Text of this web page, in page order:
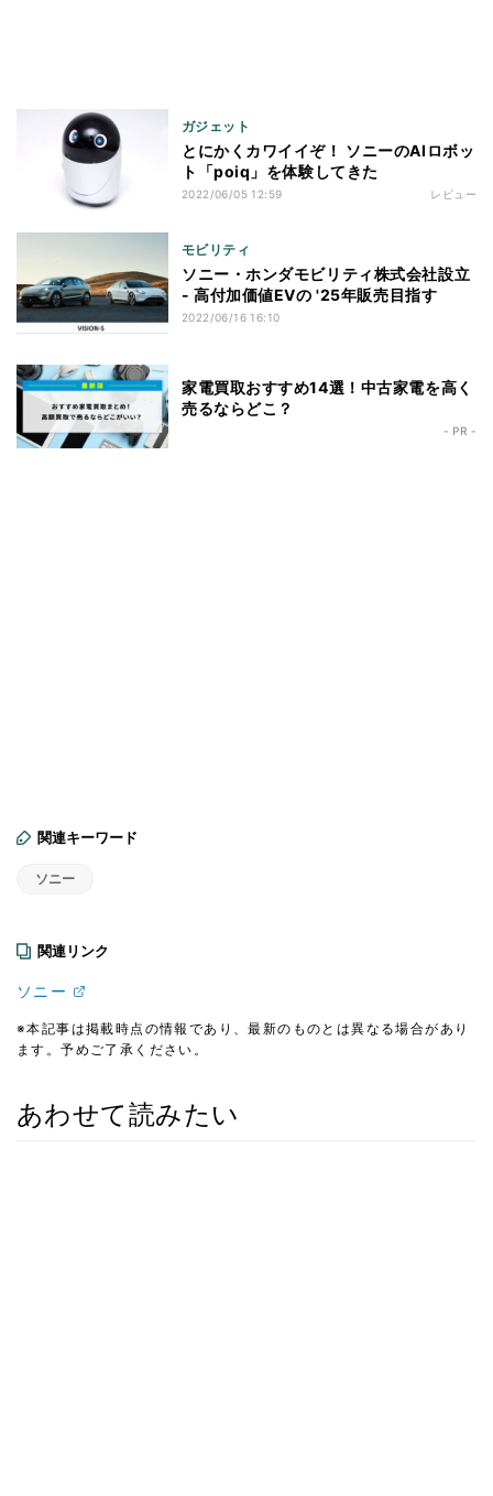
ガジェット
とにかくカワイイぞ！ ソニーのAIロボッ
ト「poiq」を体験してきた
2022/06/05 12:59 レビュー
モビリティ
ソニー・ホンダモビリティ株式会社設立
- 高付加価値EVの '25年販売目指す
2022/06/16 16:10
家電買取おすすめ14選！中古家電を高く
売るならどこ？
- PR -
関連キーワード
ソニー
関連リンク
ソニー
※本記事は掲載時点の情報であり、最新のものとは異なる場合があり
ます。予めご了承ください。
あわせて読みたい